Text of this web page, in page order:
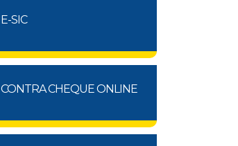
E-SIC
CONTRA CHEQUE ONLINE